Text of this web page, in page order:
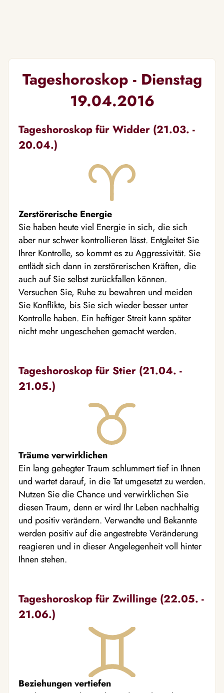
Tageshoroskop - Dienstag
19.04.2016
Tageshoroskop für Widder (21.03. -
20.04.)
Zerstörerische Energie
Sie haben heute viel Energie in sich, die sich
aber nur schwer kontrollieren lässt. Entgleitet Sie
Ihrer Kontrolle, so kommt es zu Aggressivität. Sie
entlädt sich dann in zerstörerischen Kräften, die
auch auf Sie selbst zurückfallen können.
Versuchen Sie, Ruhe zu bewahren und meiden
Sie Konflikte, bis Sie sich wieder besser unter
Kontrolle haben. Ein heftiger Streit kann später
nicht mehr ungeschehen gemacht werden.
Tageshoroskop für Stier (21.04. -
21.05.)
Träume verwirklichen
Ein lang gehegter Traum schlummert tief in Ihnen
und wartet darauf, in die Tat umgesetzt zu werden.
Nutzen Sie die Chance und verwirklichen Sie
diesen Traum, denn er wird Ihr Leben nachhaltig
und positiv verändern. Verwandte und Bekannte
werden positiv auf die angestrebte Veränderung
reagieren und in dieser Angelegenheit voll hinter
Ihnen stehen.
Tageshoroskop für Zwillinge (22.05. -
21.06.)
Beziehungen vertiefen